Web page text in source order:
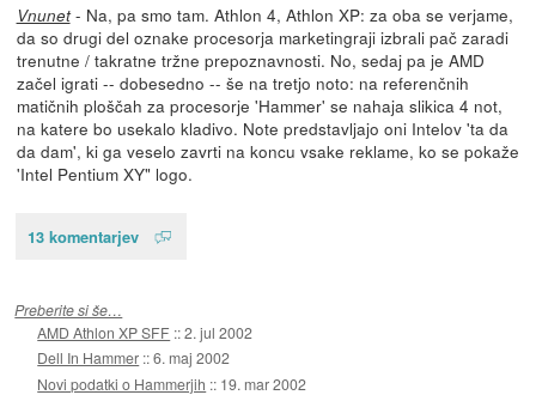
Vnunet- Na, pa smo tam. Athlon 4, Athlon XP: za oba se verjame,
da so drugi del oznake procesorja marketingraji izbrali pač zaradi
trenutne / takratne tržne prepoznavnosti. No, sedaj pa je AMD
začel igrati -- dobesedno -- še na tretjo noto: na referenčnih
matičnih ploščah za procesorje 'Hammer' se nahaja slikica 4 not,
na katere bo usekalo kladivo. Note predstavljajo oni Intelov 'ta da
da dam', ki ga veselo zavrti na koncu vsake reklame, ko se pokaže
'Intel Pentium XY" logo.
13 komentarjev
Preberite si še…
AMD Athlon XP SFF ::2. jul 2002
Dell In Hammer ::6. maj 2002
Novi podatki o Hammerjih :: 19. mar 2002